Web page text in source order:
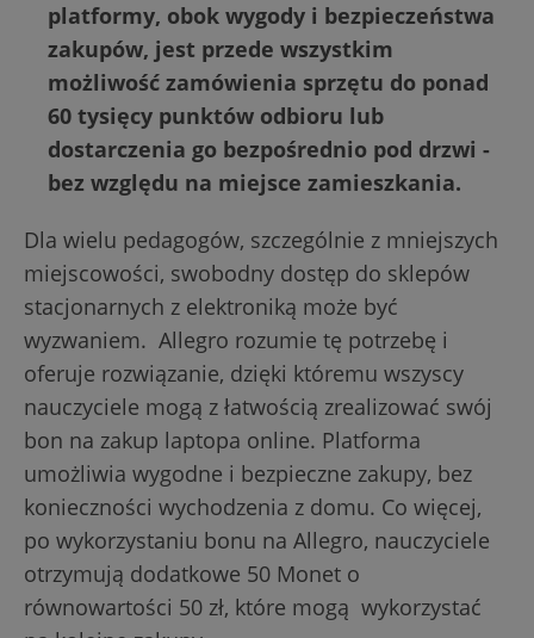
platformy, obok wygody i bezpieczeństwa
zakupów, jest przede wszystkim
możliwość zamówienia sprzętu do ponad
60 tysięcy punktów odbioru lub
dostarczenia go bezpośrednio pod drzwi -
bez względu na miejsce zamieszkania.
Dla wielu pedagogów, szczególnie z mniejszych
miejscowości, swobodny dostęp do sklepów
stacjonarnych z elektroniką może być
wyzwaniem. Allegro rozumie tę potrzebę i
oferuje rozwiązanie, dzięki któremu wszyscy
nauczyciele mogą z łatwością zrealizować swój
bon na zakup laptopa online. Platforma
umożliwia wygodne i bezpieczne zakupy, bez
konieczności wychodzenia z domu. Co więcej,
po wykorzystaniu bonu na Allegro, nauczyciele
otrzymują dodatkowe 50 Monet o
równowartości 50 zł, które mogą wykorzystać